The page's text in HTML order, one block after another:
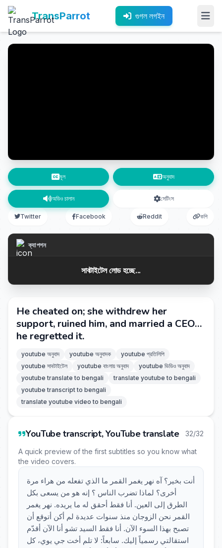
TransParrot গুগল লগইন
মূল অনুবাদ
অডিও চালান সেটিংস
Twitter Facebook Reddit কপি
ক্যাপশন
সাবটাইটেল লোড হচ্ছে...
He cheated on; she withdrew her
support, ruined him, and married a CEO…
he regretted it.
youtube অনুবাদ youtube অনুবাদক
youtube প্রতিলিপি
youtube সাবটাইটেল
youtube বাংলায় অনুবাদ
youtube ভিডিও অনুবাদ
youtube translate to bengali
translate youtube to bengali
youtube transcript to bengali
translate youtube video to bengali
YouTube transcript, YouTube translate 32/32
A quick preview of the first subtitles so you know what
the video covers.
أنت بخير؟ آه نهر يغمر القمر ما الذي تفعله من هراء مرة
أخرى؟ لماذا تضرب الناس ؟ إنه هو من يسعى بكل
الطرق إلى العين. أنا فقط أحقق له ما يريده. نهر يغمر
القمر نحن الزوجان منذ سنوات عديدة لم أكن أتوقع أن
تصبح بهذا السوء الآن. أنا فقط السيد تشو أنا الآن أقدّم
استقالتي رسمياً إليك. سابعاً: لا تلم أخت جي يوي، كل